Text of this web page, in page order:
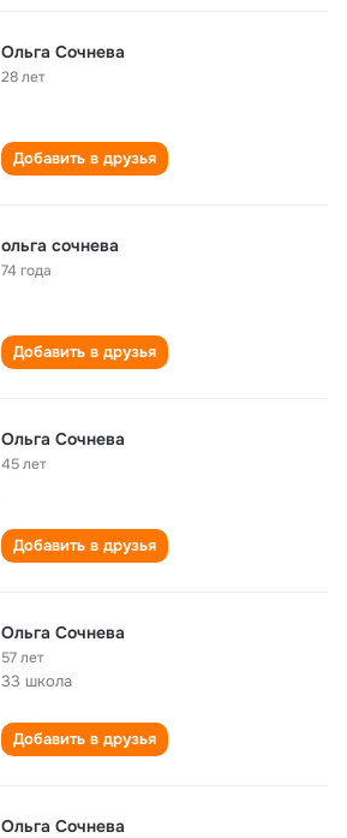
Ольга Сочнева
28 лет
Добавить в друзья
ольга сочнева
74 года
Добавить в друзья
Ольга Сочнева
45 лет
Добавить в друзья
Ольга Сочнева
57 лет
33 школа
Добавить в друзья
Ольга Сочнева